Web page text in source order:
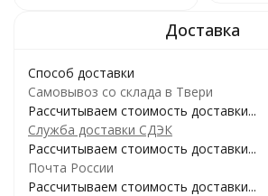
Способ доставки
Самовывоз со склада в Твери
Рассчитываем стоимость доставки...
Служба доставки СДЭК
Рассчитываем стоимость доставки...
Почта России
Рассчитываем стоимость доставки...